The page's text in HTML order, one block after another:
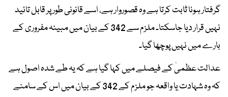
گرفتار ہونا ثابت کرتا ہے وہ قصوروار ہے، اسے قانونی طور پر قابل تائید
نہیں قرار دیا جاسکتا۔ ملزم سے 342 کے بیان میں مبینہ مفروری کے
بارے میں نہیں پوچھا گیا۔
عدالت عظمیٰ کے فیصلے میں کہا گیا ہے کہ یہ طے شدہ اصول ہے
کہ وہ شہادت یا واقعہ جو ملزم کے 342 کے بیان میں اس کے سامنے